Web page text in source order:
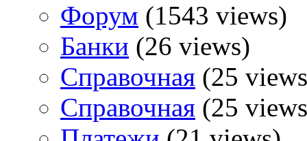
Форум (1543 views)
Банки (26 views)
Справочная (25
Справочная (25